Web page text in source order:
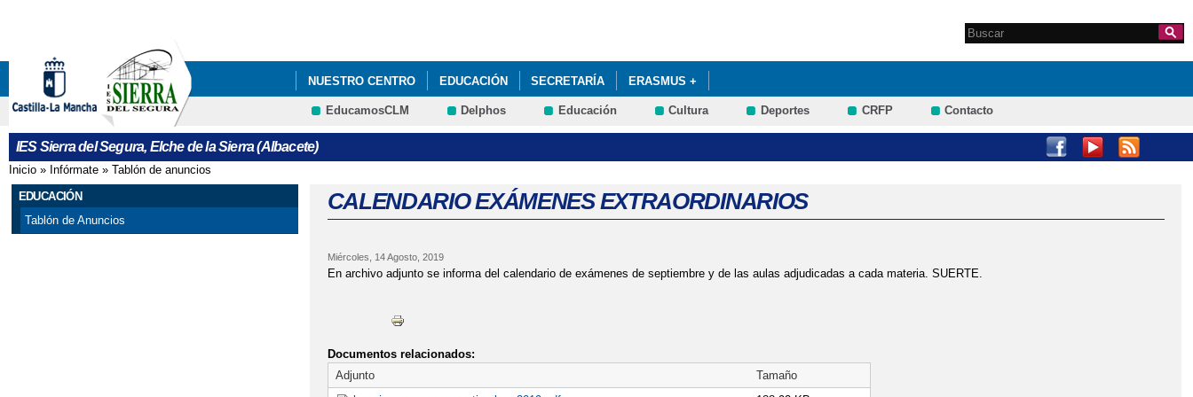
Formulario de
Search this site
NUESTRO CENTRO EDUCACIÓN SECRETARÍA ERASMUS +
EducamosCLM Delphos Educación Cultura Deportes CRFP Contacto
IES Sierra del Segura, Elche de la Sierra (Albacete)
Se encuentra usted aquí
Inicio » Infórmate » Tablón de anuncios
EDUCACIÓN
Tablón de Anuncios
CALENDARIO EXÁMENES EXTRAORDINARIOS
Miércoles, 14 Agosto, 2019
En archivo adjunto se informa del calendario de exámenes de septiembre y de las aulas adjudicadas a cada materia. SUERTE.
Documentos relacionados:
Adjunto
Tamaño